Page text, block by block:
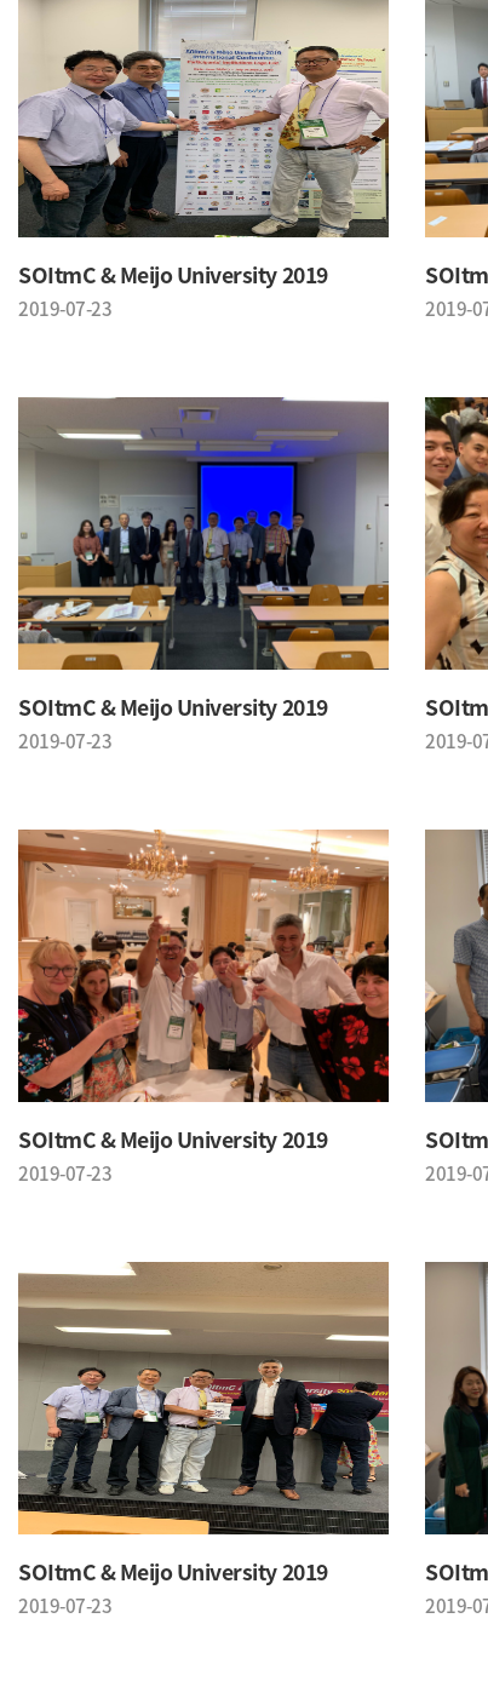
SOItmC & Meijo University 2019
2019-07-23 2019-
SOItmC & Meijo University 2019
2019-07-23 2019-
SOItmC & Meijo University 2019
2019-07-23 2019-
SOItmC & Meijo University 2019
2019-07-23 2019-